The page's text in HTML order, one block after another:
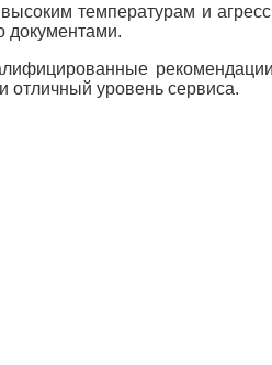
температурам и
документами.
отличный уровень сервиса.